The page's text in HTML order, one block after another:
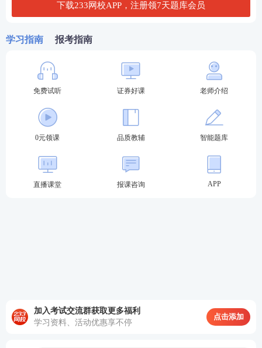
专场考试时间为3月、6月、9月、11月。具体详情如
专场测试
3月5日15时-8日15时
6月1日
5月8日15时-5月14日15
9月28日
9月6日15时-9月11日15
时
11月30日
预约考试时间为 预计6次，具体时间待定
。具体详情如
预约测试
第三次：5月12日
第四次：7月11日
4月26日15时
第四次：6月25日15时至
下载233网校APP，注册领7天题库会员
学习指南 报考指南
免费试听 证券好课 老师介绍
0元领课 品质教辅 智能题库
直播课堂 报课咨询 APP
加入考试交流群获取更多福利
学习资料、活动优惠享不停
点击添加